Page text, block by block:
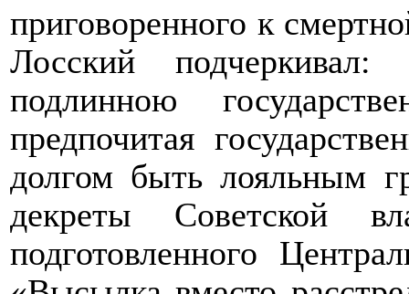
приговоренного к
Лосский
подлинною
предпочитая
долгом быть лояльным
декреты Советской
подготовленного